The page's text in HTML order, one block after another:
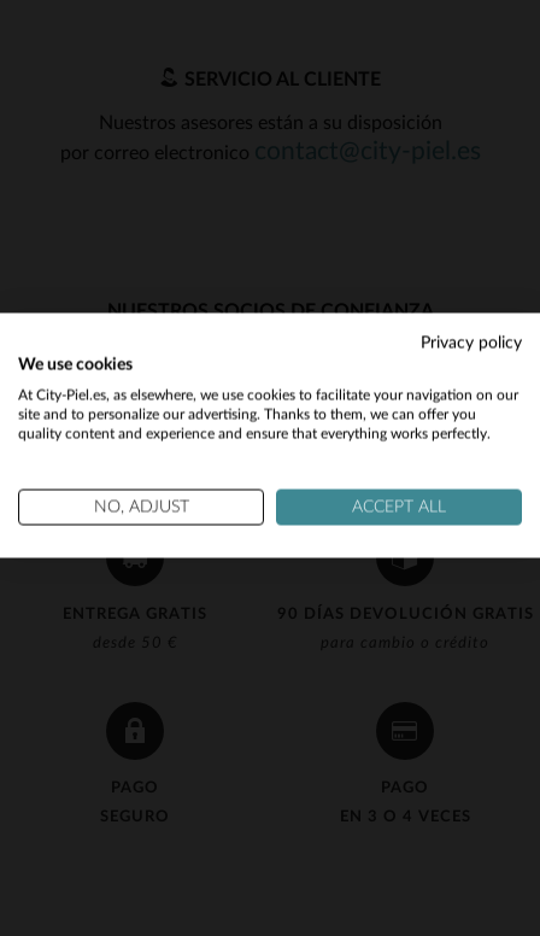
ENTREGA GRATIS
desde 50 €
90 DÍAS DEVOLUCIÓN GRATIS
para cambio o crédito
PAGO
SEGURO
PAGO
EN 3 O 4 VECES
SERVICIO AL CLIENTE
Nuestros asesores están a su disposición
por correo electronico
NUESTROS SOCIOS DE CONFIANZA
Would you like to be redirected to our English site?
No
Yes
Privacy policy
We use cookies
At City-Piel.es, as elsewhere, we use cookies to facilitate your navigation on our
site and to personalize our advertising. Thanks to them, we can offer you
quality content and experience and ensure that everything works perfectly.
NO, ADJUST ACCEPT ALL